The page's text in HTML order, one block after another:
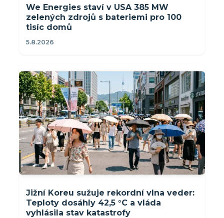
We Energies staví v USA 385 MW
zelených zdrojů s bateriemi pro 100
tisíc domů
5.8.2026
Jižní Koreu sužuje rekordní vlna veder:
Teploty dosáhly 42,5 °C a vláda
vyhlásila stav katastrofy